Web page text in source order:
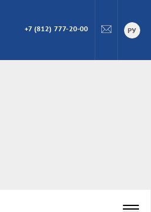
ПОИСК
+7 (812) 777-20-00 РУ